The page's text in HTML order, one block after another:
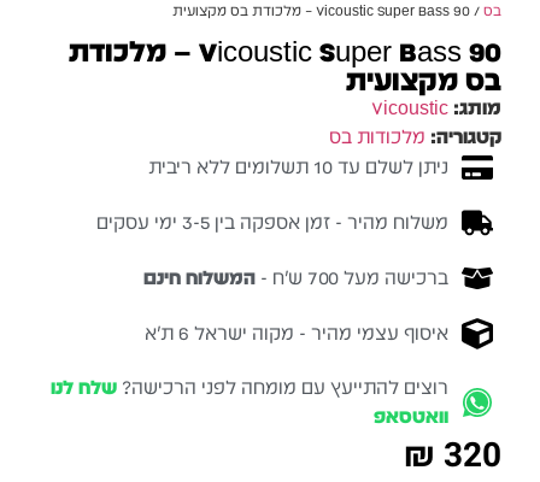
בס / Vicoustic Super Bass 90 – מלכודת בס מקצועית
Vicoustic Super Bass 90 – מלכודת
בס מקצועית
מותג:Vicoustic
קטגוריה: מלכודות בס
ניתן לשלם עד 10 תשלומים ללא ריבית
משלוח מהיר - זמן אספקה בין 3-5 ימי עסקים
ברכישה מעל 700 ש״ח - המשלוח חינם
איסוף עצמי מהיר - מקוה ישראל 6 ת״א
רוצים להתייעץ עם מומחה לפני הרכישה? שלח לנו
וואטסאפ
₪ 320